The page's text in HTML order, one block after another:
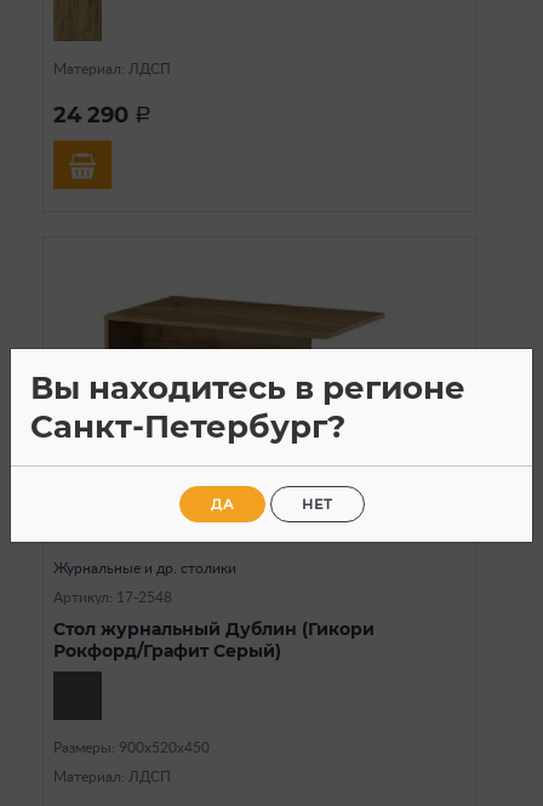
Материал: ЛДСП
24 290 a
В наличии
Журнальные и др. столики
Артикул: 17-2548
Стол журнальный Дублин (Гикори
Рокфорд/Графит Серый)
Размеры: 900х520х450
Материал: ЛДСП
Вы находитесь в регионе
Санкт-Петербург?
ДА НЕТ